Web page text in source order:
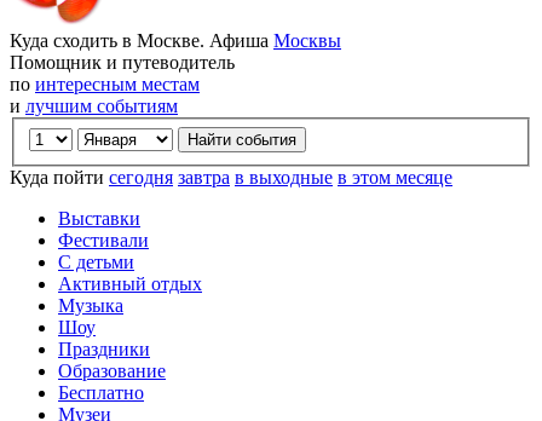
Куда сходить в Москве. Афиша Москвы
Помощник и путеводитель
по интересным местам
и лучшим событиям
Куда пойти сегодня завтра в выходные в этом месяце
Выставки
Фестивали
С детьми
Активный отдых
Музыка
Шоу
Праздники
Образование
Бесплатно
Музеи